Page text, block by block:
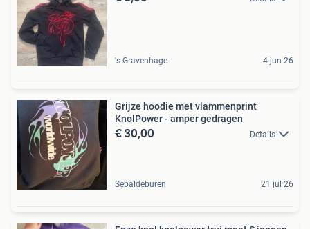
's-Gravenhage 4 jun 26
Grijze hoodie met vlammenprint
KnolPower - amper gedragen
€ 30,00 Details
Sebaldeburen 21 jul 26